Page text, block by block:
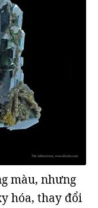
màu, nhưng
hóa, thay đổi